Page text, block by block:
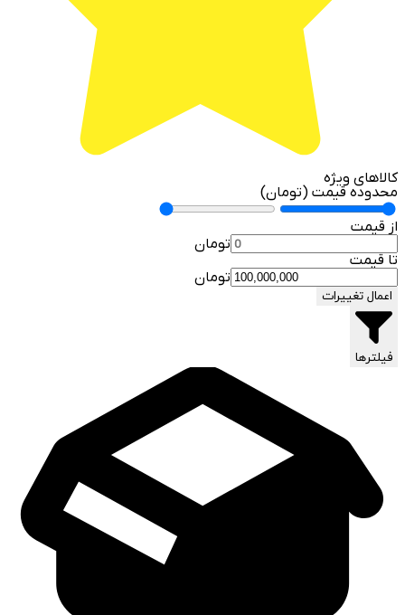
کالاهای ویژه
محدوده قیمت (تومان)
از قیمت
تومان
تا قیمت
تومان
اعمال تغییرات
فیلترها